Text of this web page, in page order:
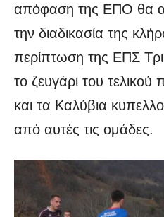
απόφαση της ΕΠΟ θα
την διαδικασία της
περίπτωση της ΕΠΣ
το ζευγάρι του τελικού
και τα Καλύβια
από αυτές τις ομάδες.